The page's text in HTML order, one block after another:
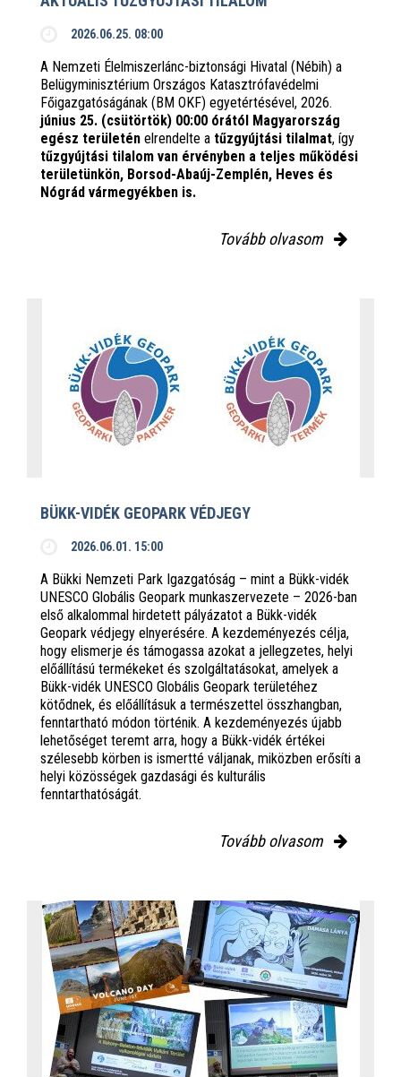
2026.06.25. 08:00
A Nemzeti Élelmiszerlánc-biztonsági Hivatal (Nébih) a
Belügyminisztérium Országos Katasztrófavédelmi
Főigazgatóságának (BM OKF) egyetértésével, 2026.
június 25. (csütörtök) 00:00 órától Magyarország
egész területén elrendelte a tűzgyújtási tilalmat, így
tűzgyújtási tilalom van érvényben a teljes működési
területünkön, Borsod-Abaúj-Zemplén, Heves és
Nógrád vármegyékben is.
Tovább olvasom
BÜKK-VIDÉK GEOPARK VÉDJEGY
2026.06.01. 15:00
A Bükki Nemzeti Park Igazgatóság – mint a Bükk-vidék
UNESCO Globális Geopark munkaszervezete – 2026-ban
első alkalommal hirdetett pályázatot a Bükk-vidék
Geopark védjegy elnyerésére. A kezdeményezés célja,
hogy elismerje és támogassa azokat a jellegzetes, helyi
előállítású termékeket és szolgáltatásokat, amelyek a
Bükk-vidék UNESCO Globális Geopark területéhez
kötődnek, és előállításuk a természettel összhangban,
fenntartható módon történik. A kezdeményezés újabb
lehetőséget teremt arra, hogy a Bükk-vidék értékei
szélesebb körben is ismertté váljanak, miközben erősíti a
helyi közösségek gazdasági és kulturális
fenntarthatóságát.
Tovább olvasom